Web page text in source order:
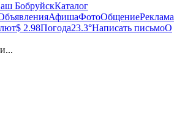
БобруйскКаталог
АфишаФотоОбщениеРеклама
$ 2.98Погода23.3°Написать письмоО